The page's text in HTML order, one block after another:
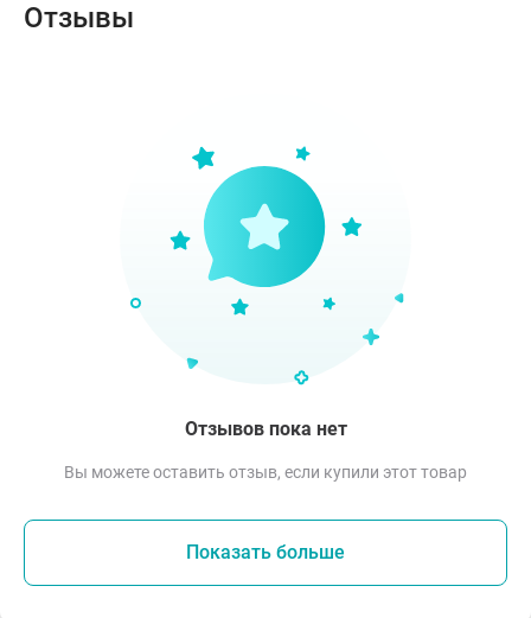
Отзывы
Отзывов пока нет
Вы можете оставить отзыв, если купили этот товар
Показать больше